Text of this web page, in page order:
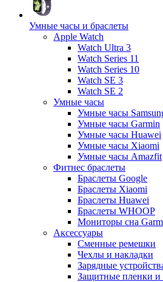
Умные часы и браслеты
Apple Watch
Watch Ultra 3
Watch Series 11
Watch Series 10
Watch SE 3
Watch SE 2
Умные часы
Умные часы
Умные часы Garmin
Умные часы Huawei
Умные часы Xiaomi
Умные часы Amazfit
Фитнес браслеты
Браслеты Google
Браслеты Xiaomi
Браслеты Huawei
Браслеты WHOOP
Мониторы сна
Аксессуары
Сменные ремешки
Чехлы и накладки
Зарядные
Защитные пленки и